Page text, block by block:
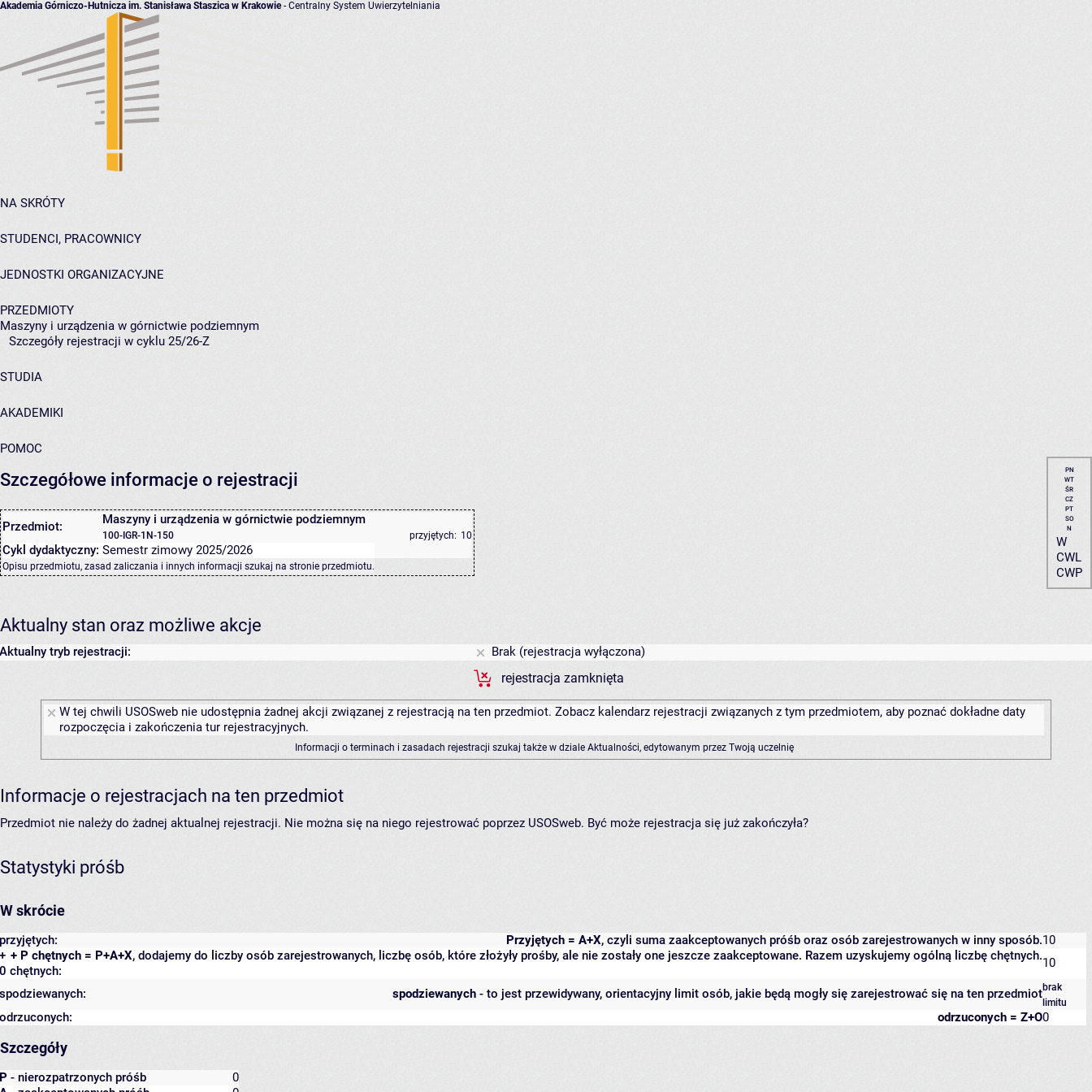
Akademia Górniczo-Hutnicza im. Stanisława Staszica w Krakowie- Centralny System Uwierzytelniania
NA SKRÓTY
STUDENCI, PRACOWNICY
JEDNOSTKI ORGANIZACYJNE
PRZEDMIOTY
Maszyny i urządzenia w górnictwie podziemnym
Szczegóły rejestracji w cyklu 25/26-Z
STUDIA
AKADEMIKI
POMOC
Szczegółowe informacje o rejestracji
Przedmiot: Maszyny i urządzenia w górnictwie podziemnym
100-IGR-1N-150 przyjętych: 10
Cykl dydaktyczny: Semestr zimowy 2025/2026
Opisu przedmiotu, zasad zaliczania i innych informacji szukaj na stronie przedmiotu.
PN
WT
ŚR
CZ
PT
SO
N
W
CWL
CWP
Aktualny stan oraz możliwe akcje
Aktualny tryb rejestracji:
Brak (rejestracja wyłączona)
rejestracja zamknięta
W tej chwili USOSweb nie udostępnia żadnej akcji związanej z rejestracją na ten przedmiot. Zobacz kalendarz rejestracji związanych z tym przedmiotem, aby poznać dokładne daty
rozpoczęcia i zakończenia tur rejestracyjnych.
Informacji o terminach i zasadach rejestracji szukaj także w dziale Aktualności, edytowanym przez Twoją uczelnię
Informacje o rejestracjach na ten przedmiot
Przedmiot nie należy do żadnej aktualnej rejestracji. Nie można się na niego rejestrować poprzez USOSweb. Być może rejestracja się już zakończyła?
Statystyki próśb
W skrócie
Przyjętych = A+X, czyli suma zaakceptowanych próśb oraz osób zarejestrowanych w inny sposób.
przyjętych:
10
+ P chętnych = P+A+X, dodajemy do liczby osób zarejestrowanych, liczbę osób, które złożyły prośby, ale nie zostały one jeszcze zaakceptowane. Razem uzyskujemy ogólną liczbę chętnych.
+
0 chętnych:
10
spodziewanych - to jest przewidywany, orientacyjny limit osób, jakie będą mogły się zarejestrować się na ten przedmiot
spodziewanych:
brak
limitu
odrzuconych = Z+O
odrzuconych: 0
Szczegóły
P - nierozpatrzonych próśb
0